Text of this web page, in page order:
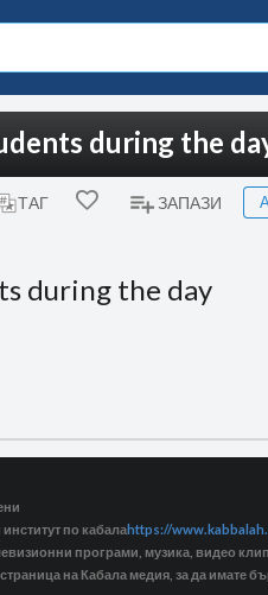
during the
ТАГ ЗАПАЗИ
during the day
по кабалаhttps://
програми, музика, видео
на Кабала медия, за да имате